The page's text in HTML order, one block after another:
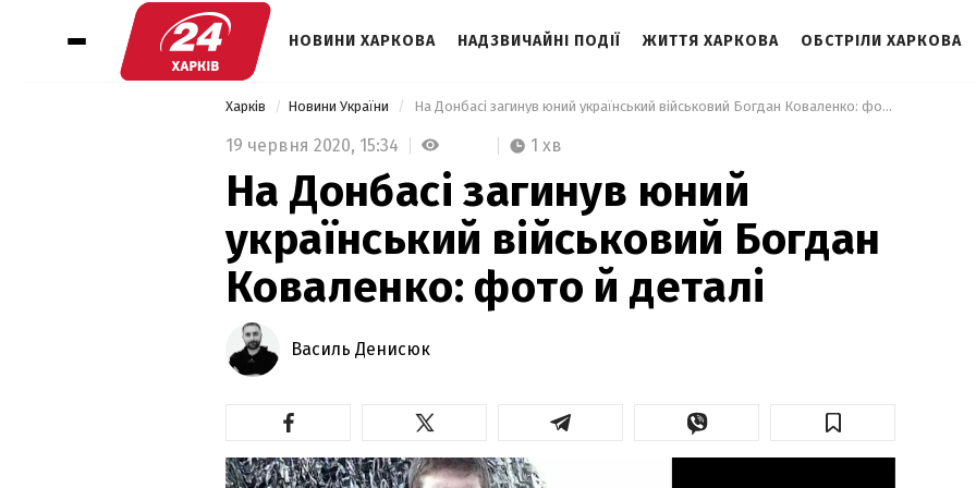
НОВИНИ ХАРКОВА НАДЗВИЧАЙНІ ПОДІЇ ЖИТТЯ ХАРКОВА ОБСТРІЛИ ХАРКОВА
Харків Новини України На Донбасі загинув юний український військовий Богдан Коваленко: фото й деталі
19 червня 2020, 15:34 1 хв
На Донбасі загинув юний
український військовий Богдан
Коваленко: фото й деталі
Василь Денисюк